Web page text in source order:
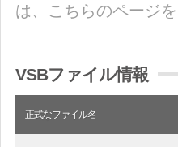
は、こちらのページ
VSBファイル情報
正式なファイル名